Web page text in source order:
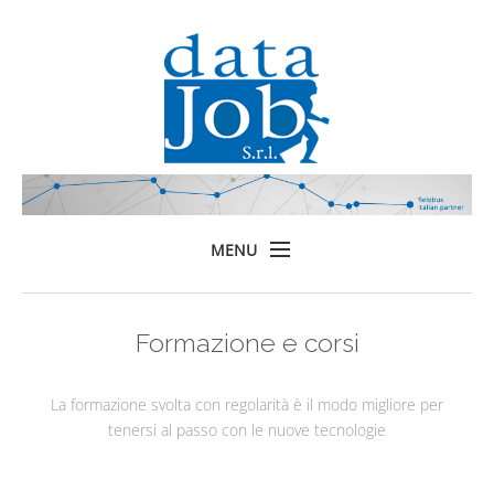
MENU
Formazione e corsi
La formazione svolta con regolarità è il modo migliore per
tenersi al passo con le nuove tecnologie